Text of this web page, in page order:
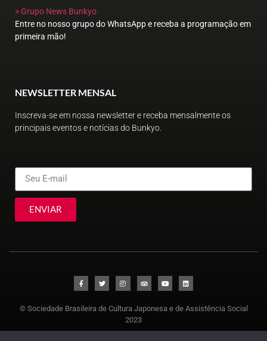
> Grupo News Bunkyo
Entre no nosso grupo do WhatsApp e receba a programação em
primeira mão!
NEWSLETTER MENSAL
Inscreva-se em nossa newsletter e receba mensalmente os
principais eventos e notícias do Bunkyo.
ENVIAR
© Sociedade Brasileira de Cultura Japonesa e de Assistência Social
2023